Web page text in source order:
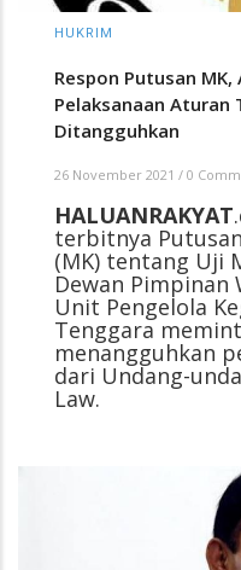
HUKRIM
Respon Putusan
Pelaksanaan Aturan
Ditangguhkan
26 November 2021 / 0
HALUANRAKYAT.
terbitnya
(MK) tentang Uji
Dewan Pimpinan
Unit Pengelola
Tenggara
menangguhkan
dari Undang-
Law.